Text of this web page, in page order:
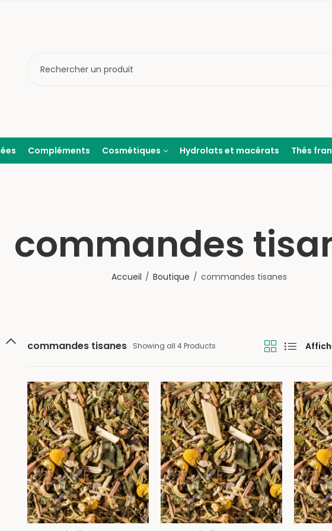
Compléments Cosmétiques Hydrolats et macérats Thés
commandes
Accueil Boutique commandes tisanes
commandes tisanes Showing all 4 Products